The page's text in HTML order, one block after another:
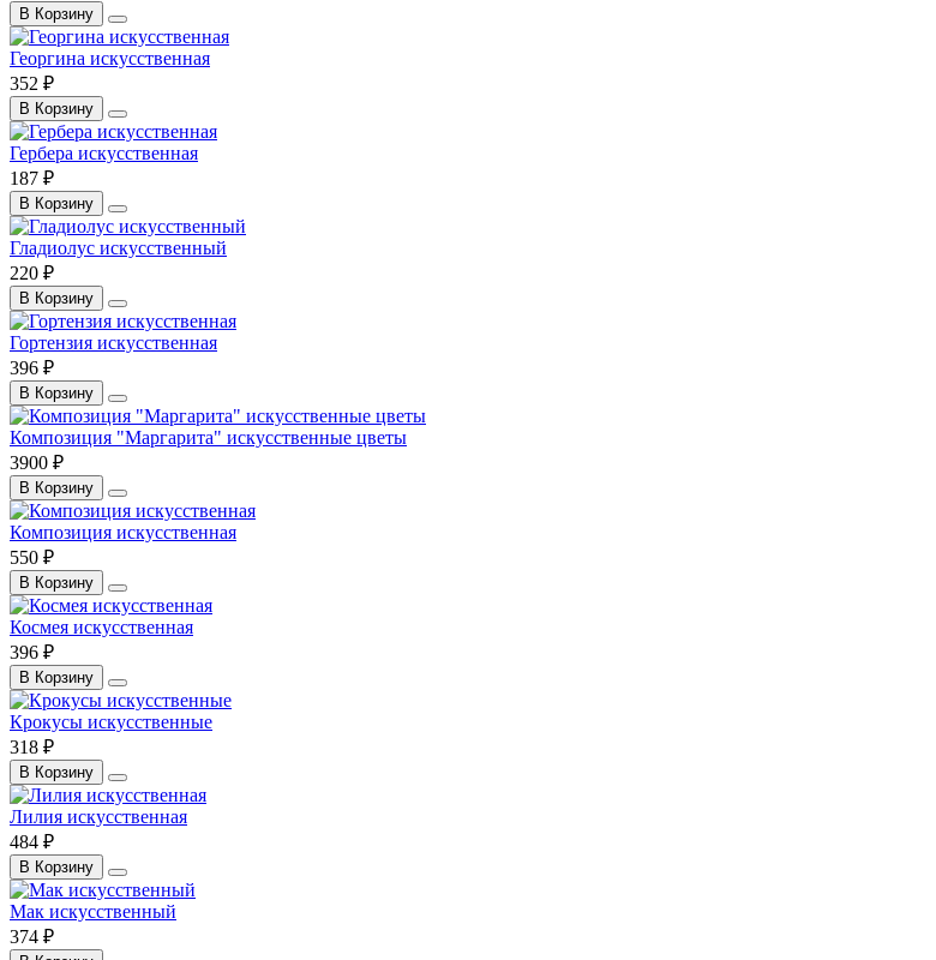
В Корзину
Георгина искусственная
352 ₽
В Корзину
Гербера искусственная
187 ₽
В Корзину
Гладиолус искусственный
220 ₽
В Корзину
Гортензия искусственная
396 ₽
В Корзину
Композиция "Маргарита" искусственные цветы
3900 ₽
В Корзину
Композиция искусственная
550 ₽
В Корзину
Космея искусственная
396 ₽
В Корзину
Крокусы искусственные
318 ₽
В Корзину
Лилия искусственная
484 ₽
В Корзину
Мак искусственный
374 ₽